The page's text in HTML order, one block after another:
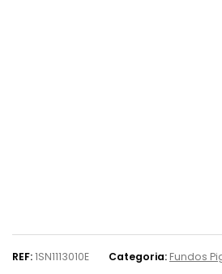
REF:1SN1113010E Categoria: Fundos